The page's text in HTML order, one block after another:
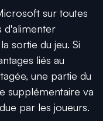
sur toutes
d'alimenter
sortie du jeu. Si
liés au
une partie du
supplémentaire va
par les joueurs.